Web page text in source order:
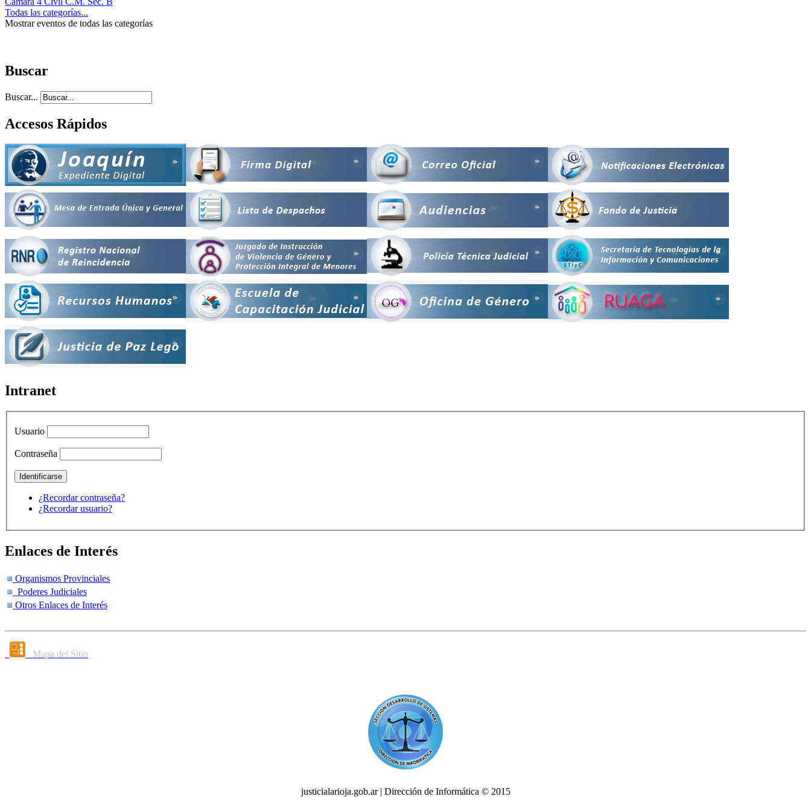
Todas las categorías...
Mostrar eventos de todas las categorías
Buscar
Buscar...
Accesos Rápidos
Intranet
Usuario
Contraseña
¿Recordar contraseña?
¿Recordar usuario?
Enlaces de Interés
Organismos Provinciales
Poderes Judiciales
Otros Enlaces de Interés
Mapa del Sitio
justicialarioja.gob.ar | Dirección de Informática © 2015